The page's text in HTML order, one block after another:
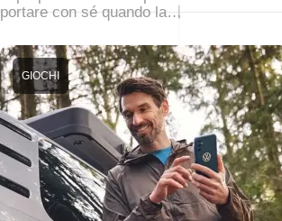
portare con sé quando la…
GIOCHI